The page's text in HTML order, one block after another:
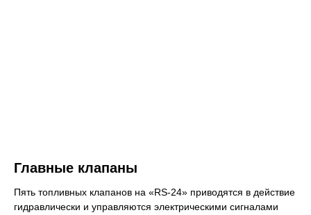
Главные клапаны
Пять топливных клапанов на «RS-24» приводятся в действие
гидравлически и управляются электрическими сигналами